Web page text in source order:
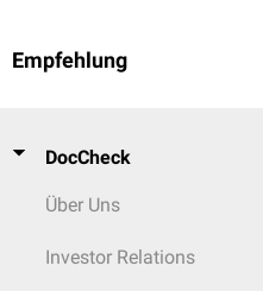
Empfehlung
DocCheck
Über Uns
Investor Relations